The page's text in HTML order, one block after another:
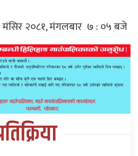
मंसिर २०८१, मंगलबार ७ : ०५ बजे